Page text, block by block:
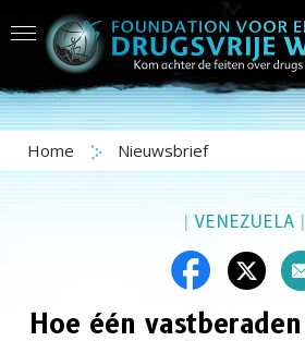
Home Nieuwsbrief
| VENEZUELA |
Hoe één